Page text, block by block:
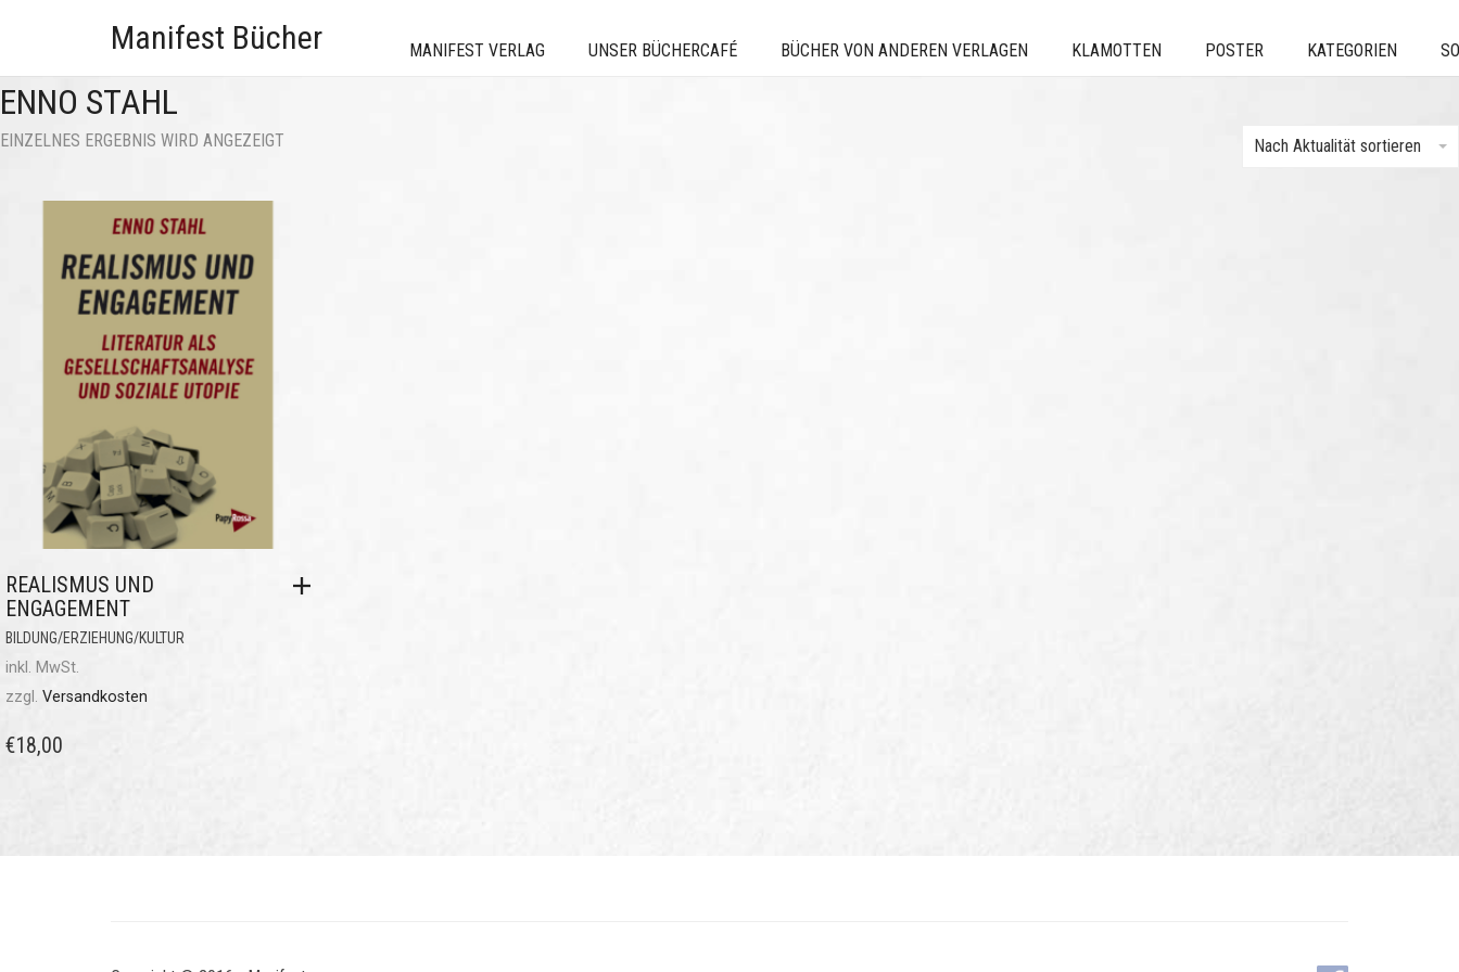
Manifest Bücher MANIFEST VERLAG UNSER BÜCHERCAFÉ BÜCHER VON ANDEREN VERLAGEN KLAMOTTEN POSTER KATEGORIEN
ENNO STAHL
EINZELNES ERGEBNIS WIRD ANGEZEIGT Nach Aktualität sortieren
REALISMUS UND
ENGAGEMENT
BILDUNG/ERZIEHUNG/KULTUR
inkl. MwSt.
zzgl. Versandkosten
€18,00